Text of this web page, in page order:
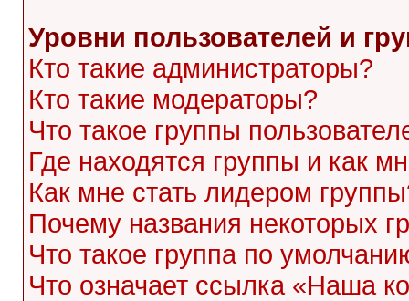
Уровни пользователей и
Кто такие администраторы?
Кто такие модераторы?
Что такое группы
Где находятся группы и как
Как мне стать лидером
Почему названия некоторых
Что такое группа по
Что означает ссылка «Наша